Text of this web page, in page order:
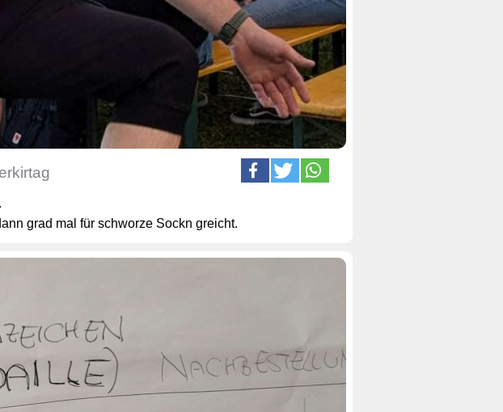
grad mal für schworze Sockn greicht.